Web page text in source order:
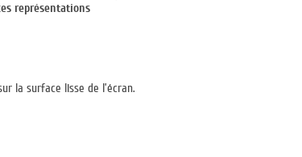
représentations
la surface lisse de l’écran.